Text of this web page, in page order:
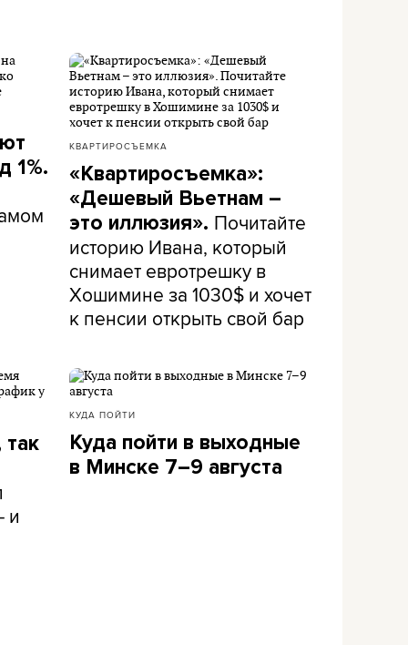
1%.
КВАРТИРОСЪЕМКА
«Квартиросъемка»:
«Дешевый Вьетнам –
это иллюзия». Почитайте
историю Ивана, который
снимает евротрешку в
Хошимине за 1030$ и хочет
к пенсии открыть свой бар
и
КУДА ПОЙТИ
Куда пойти в выходные
в Минске 7–9 августа